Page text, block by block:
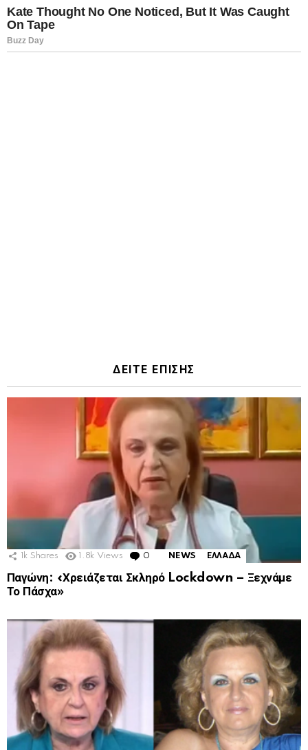
ΔΕΙΤΕ ΕΠΙΣΗΣ
1k Shares 1.8k Views 0 Comments
NEWS ΕΛΛΑΔΑ
Παγώνη: «Χρειάζεται Σκληρό Lockdown – Ξεχνάμε
Το Πάσχα»